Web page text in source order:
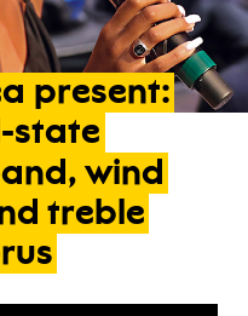
present:
state
wind
treble